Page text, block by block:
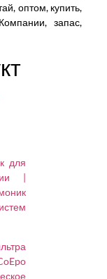
оптом, купить,
запас,
для
|